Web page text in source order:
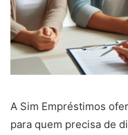
A Sim Empréstimos
para quem precisa de